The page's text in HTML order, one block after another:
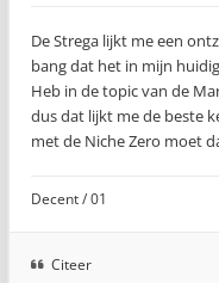
De Strega lijkt me een
bang dat het in mijn
Heb in de topic van de
dus dat lijkt me de beste
met de Niche Zero moet
Decent / 01
Citeer